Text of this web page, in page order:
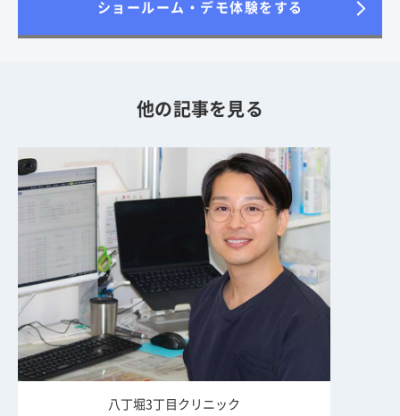
ショールーム・デモ体験をする
他の記事を見る
八丁堀3丁目クリニック